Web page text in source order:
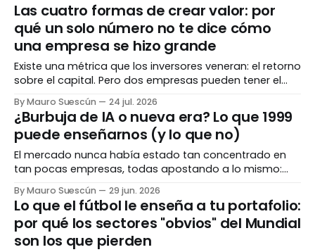
Las cuatro formas de crear valor: por
qué un solo número no te dice cómo
una empresa se hizo grande
Existe una métrica que los inversores veneran: el retorno
sobre el capital. Pero dos empresas pueden tener el
mismo número espectacular y haber llegado ahí por
caminos completamente opuestos. Entender el cómo
importa tanto como el cuánto. El número que todos
admiran Hay una métrica que separa a las empresas
By Mauro Suescún 24 jul. 2026
¿Burbuja de IA o nueva era? Lo que 1999
puede enseñarnos (y lo que no)
El mercado nunca había estado tan concentrado en
tan pocas empresas, todas apostando a lo mismo:
inteligencia artificial. Para algunos es 1999 otra vez. Para
otros, es diferente esta vez. La verdad, como casi
siempre, vive en los matices. La pregunta que todos se
hacen Hay una pregunta rondando cada
By Mauro Suescún 29 jun. 2026
Lo que el fútbol le enseña a tu portafolio:
por qué los sectores "obvios" del Mundial
son los que pierden